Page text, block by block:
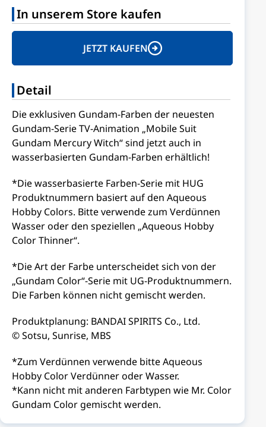
In unserem Store kaufen
JETZT KAUFEN
Detail
Die exklusiven Gundam-Farben der neuesten
Gundam-Serie TV-Animation „Mobile Suit
Gundam Mercury Witch“ sind jetzt auch in
wasserbasierten Gundam-Farben erhältlich!
*Die wasserbasierte Farben-Serie mit HUG
Produktnummern basiert auf den Aqueous
Hobby Colors. Bitte verwende zum Verdünnen
Wasser oder den speziellen „Aqueous Hobby
Color Thinner“.
*Die Art der Farbe unterscheidet sich von der
„Gundam Color“-Serie mit UG-Produktnummern.
Die Farben können nicht gemischt werden.
Produktplanung: BANDAI SPIRITS Co., Ltd.
© Sotsu, Sunrise, MBS
*Zum Verdünnen verwende bitte Aqueous
Hobby Color Verdünner oder Wasser.
*Kann nicht mit anderen Farbtypen wie Mr. Color
Gundam Color gemischt werden.